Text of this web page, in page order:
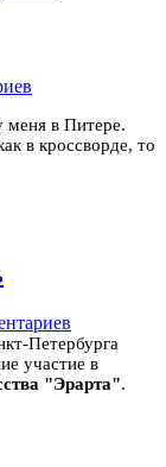
меня в Питере.
в кроссворде, то
Петербурга
участие в
"Эрарта".